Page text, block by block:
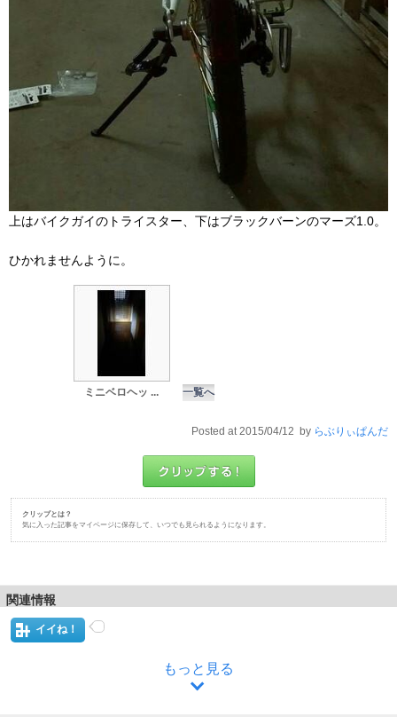
上はバイクガイのトライスター、下はブラックバーンのマーズ1.0。
ひかれませんように。
ミニベロヘッ ... 一覧へ
Posted at 2015/04/12 by らぶりぃぱんだ
クリップとは？
気に入った記事をマイページに保存して、いつでも見られるようになります。
関連情報
イイね！
もっと見る